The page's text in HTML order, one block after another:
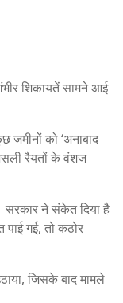
शिकायतें सामने आई
जमीनों को ‘अनाबाद
रैयतों के वंशज
सरकार ने संकेत दिया है
पाई गई, तो कठोर
जिसके बाद मामले